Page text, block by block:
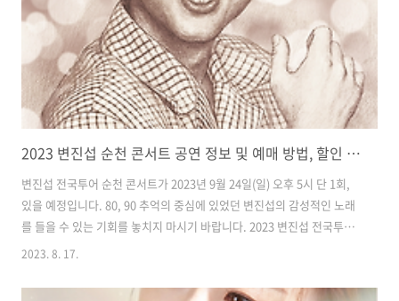
2023 변진섭 순천 콘서트 공연 정보 및 예매 방법, 할인 정보까지
변진섭 전국투어 순천 콘서트가 2023년 9월 24일(일) 오후 5시 단 1회,
있을 예정입니다. 80, 90 추억의 중심에 있었던 변진섭의 감성적인 노래
를 들을 수 있는 기회를 놓치지 마시기 바랍니다. 2023 변진섭 전국투어
순천 콘서트 정보 및 예매 방법, 할인 정보 등 자세히 안내해 드리겠습니
시간 : 120분 공연장소 : 순천문화예술회관 대극장 관람연령 : 만 7세 이
2023. 8. 17.